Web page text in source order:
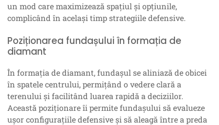
un mod care maximizează spațiul și opțiunile,
complicând în același timp strategiile defensive.
Poziționarea fundașului în formația de
diamant
În formația de diamant, fundașul se aliniază de obicei
în spatele centrului, permițând o vedere clară a
terenului și facilitând luarea rapidă a deciziilor.
Această poziționare îi permite fundașului să evalueze
ușor configurațiile defensive și să aleagă între a preda